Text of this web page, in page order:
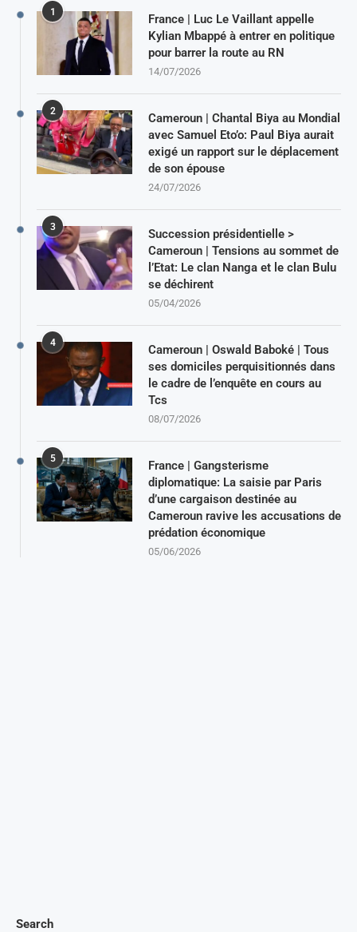
Search
1
France | Luc Le Vaillant appelle
Kylian Mbappé à entrer en politique
pour barrer la route au RN
14/07/2026
2
Cameroun | Chantal Biya au Mondial
avec Samuel Eto’o: Paul Biya aurait
exigé un rapport sur le déplacement
de son épouse
24/07/2026
3
Succession présidentielle >
Cameroun | Tensions au sommet de
l’Etat: Le clan Nanga et le clan Bulu
se déchirent
05/04/2026
4
Cameroun | Oswald Baboké | Tous
ses domiciles perquisitionnés dans
le cadre de l’enquête en cours au
Tcs
08/07/2026
5
France | Gangsterisme
diplomatique: La saisie par Paris
d’une cargaison destinée au
Cameroun ravive les accusations de
prédation économique
05/06/2026